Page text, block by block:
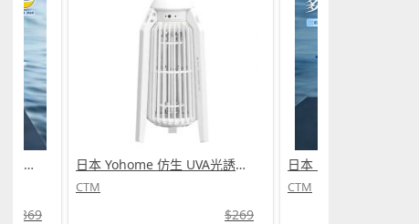
日本 DEAR.MIN 雲感多重軟芯柔托緩壓Peace柔眠枕 (需訂貨)
$369
日本 Yohome 仿生 UVA光誘電觸滅可放掛立有線無線兩用光感滅蚊機 PRO 2.0 (需訂貨)
CTM
$269
CTM